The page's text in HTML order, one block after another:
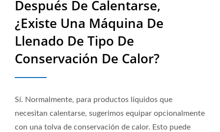
Calidad Vendido En 50
Países | Neostarpack Co.,
Ltd.
Después De Calentarse,
¿existe Una Máquina De
Llenado De Tipo De
Conservación De Calor?
Sí. Normalmente, para productos líquidos que
necesitan calentarse, sugerimos equipar opcionalmente
con una tolva de conservación de calor. Esto puede